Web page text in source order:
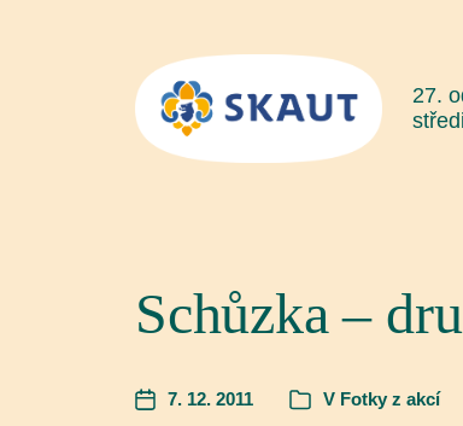
27.
Schůzka –
7. 12. 2011 V Fotky z akcí